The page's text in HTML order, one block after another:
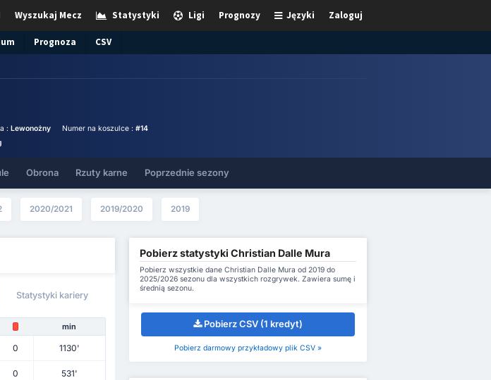
Zaloguj
Języki
Prognozy
Ligi
Statystyki
Wyszukaj Mecz
Prognoza CSV
:Lewonożny Numer na koszulce : #14
Obrona Rzuty karne Poprzednie sezony
2020/2021 2019/2020 2019
Statystyki kariery
min
0 1130'
0 531'
Pobierz statystyki Christian Dalle Mura
Pobierz wszystkie dane Christian Dalle Mura od 2019 do
2025/2026 sezonu dla wszystkich rozgrywek. Zawiera sumę i
średnią sezonu.
Pobierz CSV (1 kredyt)
Pobierz darmowy przykładowy plik CSV »